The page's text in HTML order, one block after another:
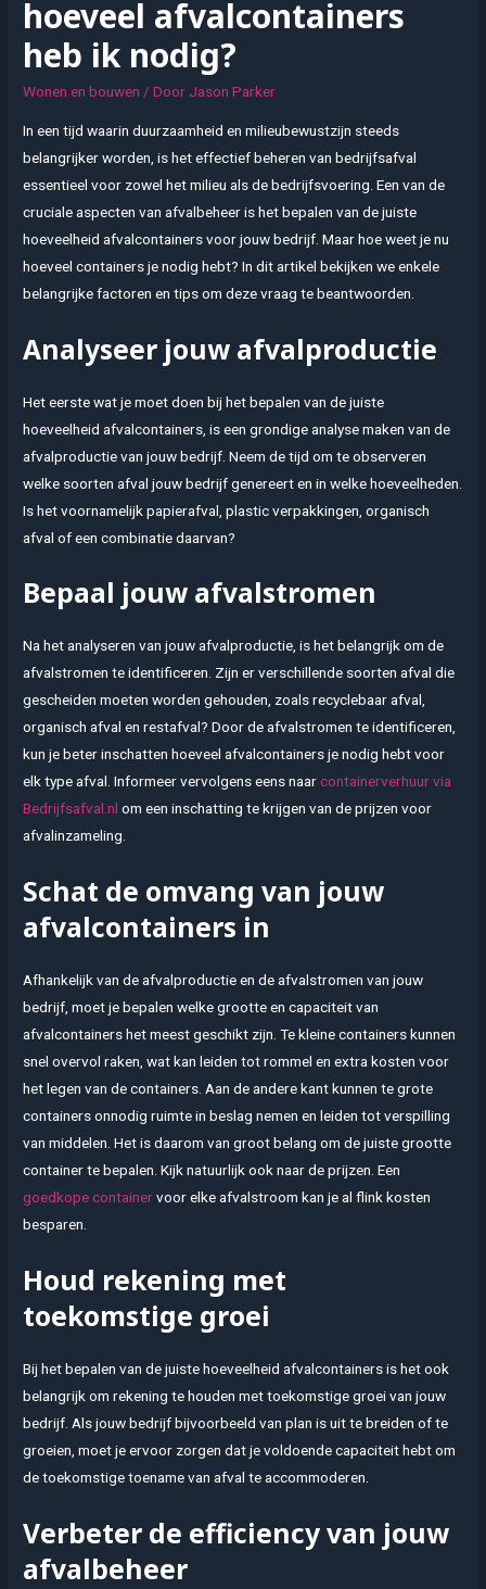
hoeveel afvalcontainers
heb ik nodig?
Wonen en bouwen / Door Jason Parker
In een tijd waarin duurzaamheid en milieubewustzijn steeds
belangrijker worden, is het effectief beheren van bedrijfsafval
essentieel voor zowel het milieu als de bedrijfsvoering. Een van de
cruciale aspecten van afvalbeheer is het bepalen van de juiste
hoeveelheid afvalcontainers voor jouw bedrijf. Maar hoe weet je nu
hoeveel containers je nodig hebt? In dit artikel bekijken we enkele
belangrijke factoren en tips om deze vraag te beantwoorden.
Analyseer jouw afvalproductie
Het eerste wat je moet doen bij het bepalen van de juiste
hoeveelheid afvalcontainers, is een grondige analyse maken van de
afvalproductie van jouw bedrijf. Neem de tijd om te observeren
welke soorten afval jouw bedrijf genereert en in welke hoeveelheden.
Is het voornamelijk papierafval, plastic verpakkingen, organisch
afval of een combinatie daarvan?
Bepaal jouw afvalstromen
Na het analyseren van jouw afvalproductie, is het belangrijk om de
afvalstromen te identificeren. Zijn er verschillende soorten afval die
gescheiden moeten worden gehouden, zoals recyclebaar afval,
organisch afval en restafval? Door de afvalstromen te identificeren,
kun je beter inschatten hoeveel afvalcontainers je nodig hebt voor
elk type afval. Informeer vervolgens eens naarcontainerverhuur via
Bedrijfsafval.nl om een inschatting te krijgen van de prijzen voor
afvalinzameling.
Schat de omvang van jouw
afvalcontainers in
Afhankelijk van de afvalproductie en de afvalstromen van jouw
bedrijf, moet je bepalen welke grootte en capaciteit van
afvalcontainers het meest geschikt zijn. Te kleine containers kunnen
snel overvol raken, wat kan leiden tot rommel en extra kosten voor
het legen van de containers. Aan de andere kant kunnen te grote
containers onnodig ruimte in beslag nemen en leiden tot verspilling
van middelen. Het is daarom van groot belang om de juiste grootte
container te bepalen. Kijk natuurlijk ook naar de prijzen. Een
goedkope containervoor elke afvalstroom kan je al flink kosten
besparen.
Houd rekening met
toekomstige groei
Bij het bepalen van de juiste hoeveelheid afvalcontainers is het ook
belangrijk om rekening te houden met toekomstige groei van jouw
bedrijf. Als jouw bedrijf bijvoorbeeld van plan is uit te breiden of te
groeien, moet je ervoor zorgen dat je voldoende capaciteit hebt om
de toekomstige toename van afval te accommoderen.
Verbeter de efficiency van jouw
afvalbeheer